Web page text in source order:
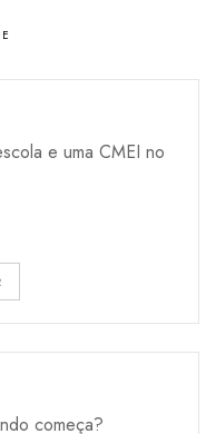
e uma CMEI no
começa?